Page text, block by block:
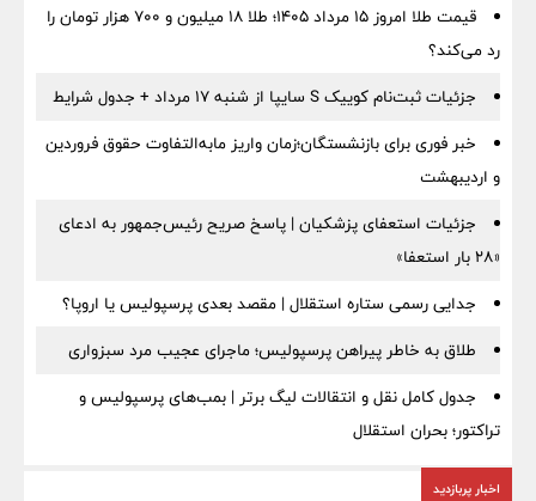
قیمت طلا امروز ۱۵ مرداد ۱۴۰۵؛ طلا ۱۸ میلیون و ۷۰۰ هزار تومان را
رد می‌کند؟
جزئیات ثبت‌نام کوییک S سایپا از شنبه ۱۷ مرداد + جدول شرایط
خبر فوری برای بازنشستگان؛زمان واریز مابه‌التفاوت حقوق فروردین
و اردیبهشت
جزئیات استعفای پزشکیان | پاسخ صریح رئیس‌جمهور به ادعای
«۲۸ بار استعفا»
جدایی رسمی ستاره استقلال | مقصد بعدی پرسپولیس یا اروپا؟
طلاق به خاطر پیراهن پرسپولیس؛ ماجرای عجیب مرد سبزواری
جدول کامل نقل و انتقالات لیگ برتر | بمب‌های پرسپولیس و
تراکتور؛ بحران استقلال
اخبار پربازدید